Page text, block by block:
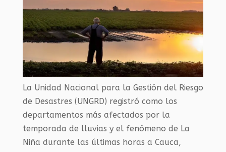
La Unidad Nacional para la Gestión del Riesgo
de Desastres (UNGRD) registró como los
departamentos más afectados por la
temporada de lluvias y el fenómeno de La
Niña durante las últimas horas a Cauca,